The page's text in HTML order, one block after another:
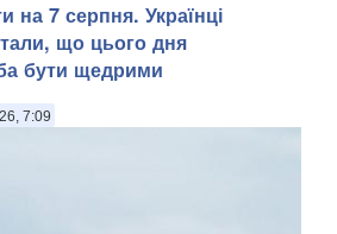
на 7 серпня. Українці
що цього дня
бути щедрими
7:09